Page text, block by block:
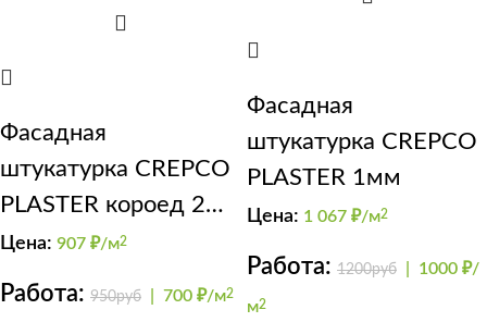
Фасадная
штукатурка CREPCO
PLASTER короед 2мм
темный
Цена: 907 ₽/м2
Работа: 950руб 700 ₽/м2
Фасадная
штукатурка CREPCO
PLASTER 1мм
Цена: 1 067 ₽/м2
Работа: 1200руб 1000 ₽/
м2